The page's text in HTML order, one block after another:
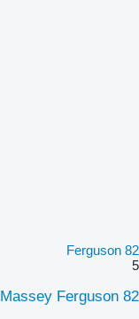
Ferguson 82
5
Massey Ferguson 82